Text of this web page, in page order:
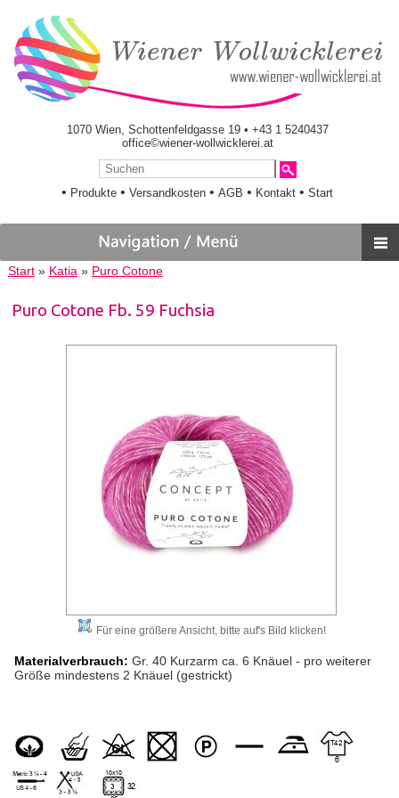
1070 Wien, Schottenfeldgasse 19 • +43 1 5240437
office©wiener-wollwicklerei.at
• Produkte •Versandkosten •AGB • Kontakt •Start
Start» Katia» Puro Cotone
Puro Cotone Fb. 59 Fuchsia
Für eine größere Ansicht, bitte auf's Bild klicken!
Materialverbrauch: Gr. 40 Kurzarm ca. 6 Knäuel - pro weiterer
Größe mindestens 2 Knäuel (gestrickt)